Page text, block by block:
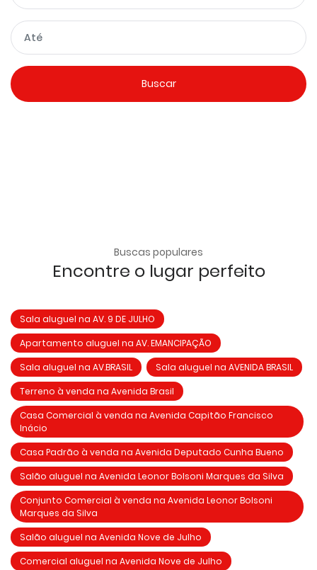
Buscas populares
Encontre o lugar perfeito
Sala aluguel na AV. 9 DE JULHO
Apartamento aluguel na AV. EMANCIPAÇÃO
Sala aluguel na AV.BRASIL
Sala aluguel na AVENIDA BRASIL
Terreno à venda na Avenida Brasil
Casa Comercial à venda na Avenida Capitão Francisco
Inácio
Casa Padrão à venda na Avenida Deputado Cunha Bueno
Salão aluguel na Avenida Leonor Bolsoni Marques da Silva
Conjunto Comercial à venda na Avenida Leonor Bolsoni
Marques da Silva
Salão aluguel na Avenida Nove de Julho
Comercial aluguel na Avenida Nove de Julho